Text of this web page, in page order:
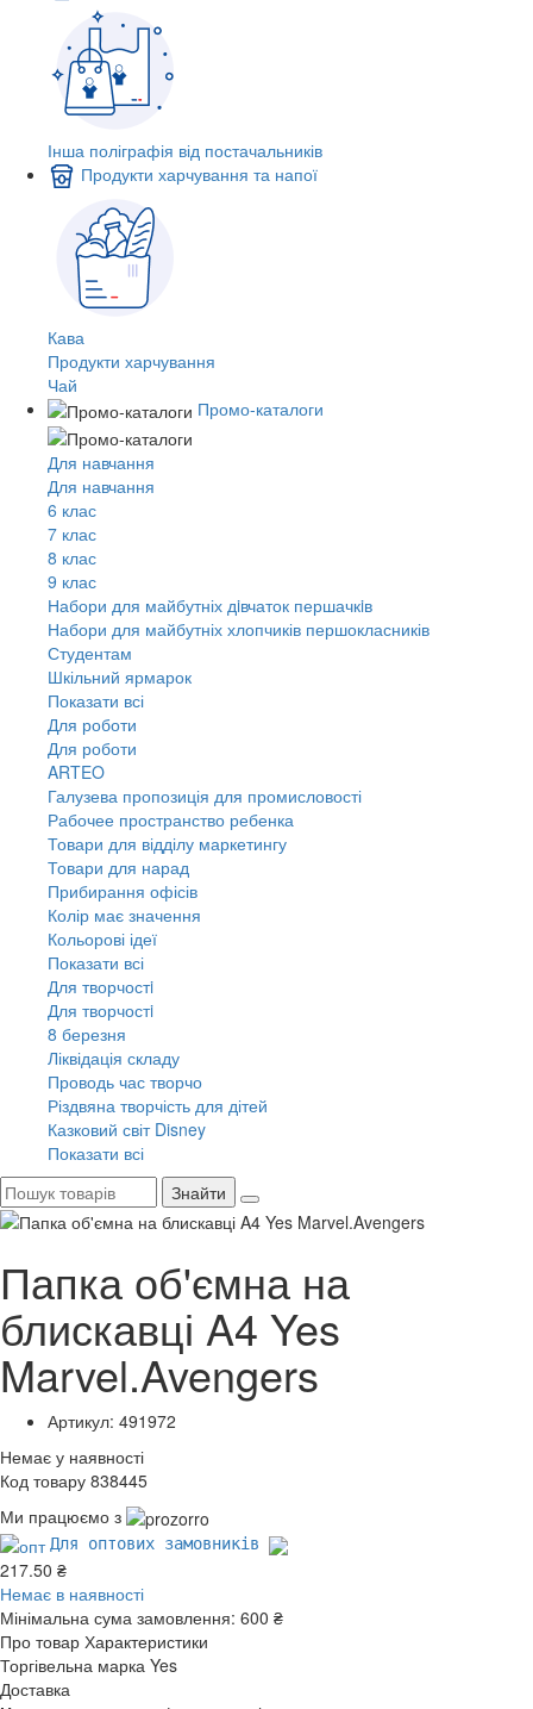
Інша поліграфія від постачальників
Продукти харчування та напої
Кава
Продукти харчування
Чай
Промо-каталоги
Для навчання
Для навчання
6 клас
7 клас
8 клас
9 клас
Набори для майбутніх дiвчаток першачкiв
Набори для майбутніх хлопчиків першокласників
Студентам
Шкільний ярмарок
Показати всі
Для роботи
Для роботи
ARTEO
Галузева пропозиція для промисловості
Рабочее пространство ребенка
Товари для відділу маркетингу
Товари для нарад
Прибирання офісів
Колір має значення
Кольорові ідеї
Показати всі
Для творчостi
Для творчостi
8 березня
Ліквідація складу
Проводь час творчо
Різдвяна творчість для дітей
Казковий світ Disney
Показати всі
Знайти
Папка об'ємна на
блискавці A4 Yes
Marvel.Avengers
Артикул: 491972
Немає у наявності
Код товару 838445
Ми працюємо з
Для оптових замовників
217.50 ₴
Немає в наявності
Мінімальна сума замовлення: 600 ₴
Про товар Характеристики
Торгівельна марка Yes
Доставка